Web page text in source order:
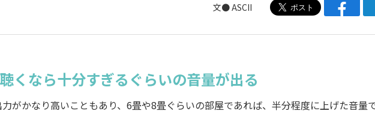
文● ASCII
くなら十分すぎるぐらいの音量が出る
がかなり高いこともあり、6畳や8畳ぐらいの部屋であれば、半分程度に上げた音量